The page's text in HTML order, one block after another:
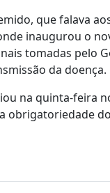
que falava
inaugurou o
tomadas pelo
da doença.
na quinta-feira
obrigatoriedade